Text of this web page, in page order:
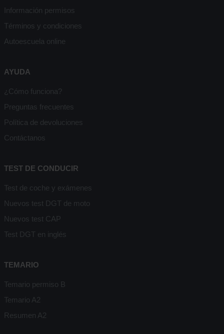
Información permisos
Términos y condiciones
Autoescuela online
AYUDA
¿Cómo funciona?
Preguntas frecuentes
Política de devoluciones
Contáctanos
TEST DE CONDUCIR
Test de coche y exámenes
Nuevos test DGT de moto
Nuevos test CAP
Test DGT en inglés
TEMARIO
Temario permiso B
Temario A2
Resumen A2